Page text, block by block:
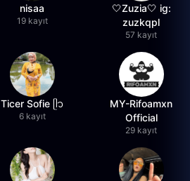
nisaa
19 kayıt
🤍Zuzia🤍 ig:
zuzkqpl
57 kayıt
Ticer Sofie ᥫ᭡
6 kayıt
MY-Rifoamxn
Official
29 kayıt